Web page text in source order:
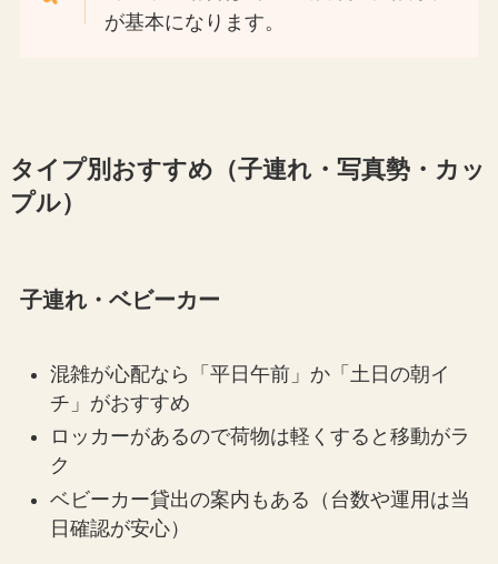
が基本になります。
タイプ別おすすめ（子連れ・写真勢・カッ
プル）
子連れ・ベビーカー
混雑が心配なら「平日午前」か「土日の朝イ
チ」がおすすめ
ロッカーがあるので荷物は軽くすると移動がラ
ク
ベビーカー貸出の案内もある（台数や運用は当
日確認が安心）